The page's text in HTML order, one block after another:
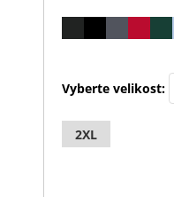
Vyberte velikost:
2XL